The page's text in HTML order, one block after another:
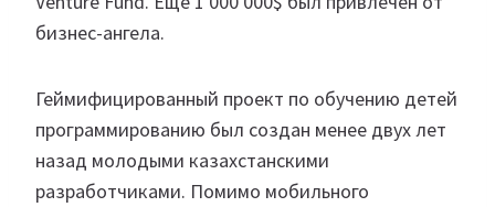
бизнес-ангела.
Геймифицированный проект по обучению детей
программированию был создан менее двух лет
назад молодыми казахстанскими
разработчиками. Помимо мобильного